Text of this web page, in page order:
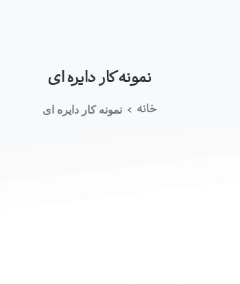
نمونهکاردایرهای
خانه نمونه کار دایره ای